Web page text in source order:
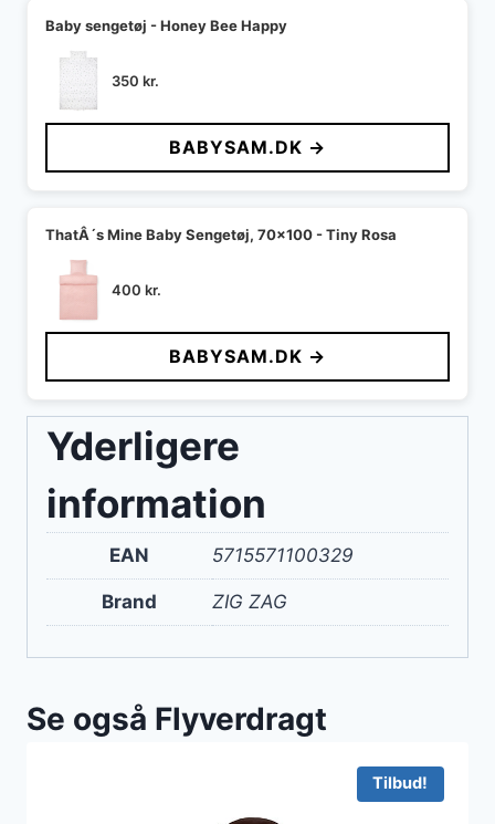
Baby sengetøj - Honey Bee Happy
350 kr.
BABYSAM.DK →
ThatÂ´s Mine Baby Sengetøj, 70x100 - Tiny Rosa
400 kr.
BABYSAM.DK →
Yderligere
information
EAN 5715571100329
Brand ZIG ZAG
Se også Flyverdragt
Tilbud!